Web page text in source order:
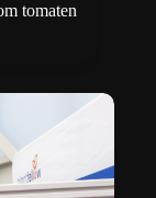
tomaten